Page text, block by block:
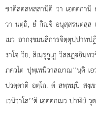
ชาติสตสหสฺสานีติ วา เอตฺตกา
วา นตฺถิ, ยํ กิฺจิ อนุสฺสรนฺตสฺส
เมว อากงฺขมนสิการจิตฺตุปฺปาท
ราโจ วิย, สิเนรุกูเฏ วิสฺสฏฺอินฺ
ภควโต ปุพฺเพนิวาสาณ’’นฺติ
ปวตฺตาติ อตฺโถ. ตํ สพฺพมฺปิ สงฺเ
เวนิวาโส’’ติ เอตฺตกเมว ปาฬิยํ